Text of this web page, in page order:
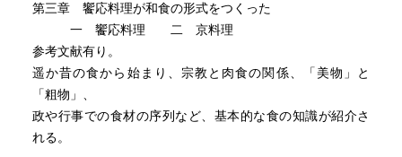
第三章 饗応料理が和食の形式をつくった
一 饗応料理 二 京料理
参考文献有り。
遥か昔の食から始まり、宗教と肉食の関係、「美物」と
「粗物」、
政や行事での食材の序列など、基本的な食の知識が紹介さ
れる。